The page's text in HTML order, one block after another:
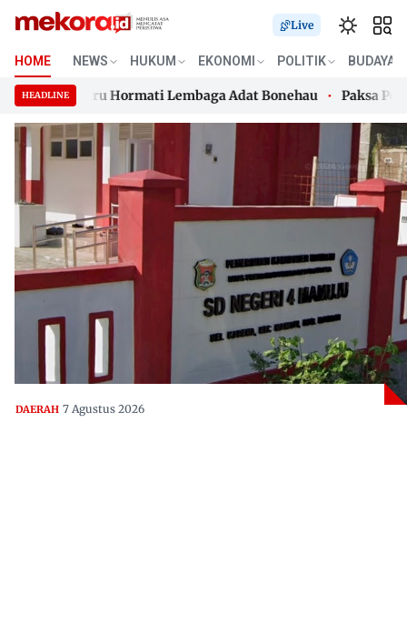
Skip
content
Live
HOME NEWS HUKUM EKONOMI POLITIK BUDAYA
HEADLINE
Guru Hormati Lembaga Adat Bonehau Paksa
Guru Hormati Lembaga Adat Bonehau Paksa
DAERAH 7 Agustus 2026